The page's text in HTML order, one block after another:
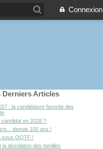
Connexion
Derniers Articles
: la candidature favorite des
en 2028 ?
depuis 100 ans !
sous OQTF !
la désolation des familles